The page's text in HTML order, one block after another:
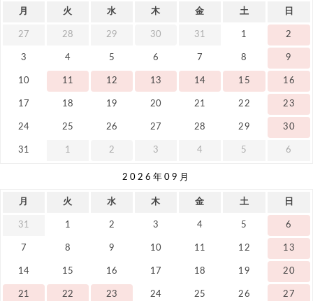
月 火 水 木 金 土 日
27 28 29 30 31 1 2
3 4 5 6 7 8 9
10 11 12 13 14 15 16
17 18 19 20 21 22 23
24 25 26 27 28 29 30
31 1 2 3 4 5 6
2026年09月
月 火 水 木 金 土 日
31 1 2 3 4 5 6
7 8 9 10 11 12 13
14 15 16 17 18 19 20
21 22 23 24 25 26 27